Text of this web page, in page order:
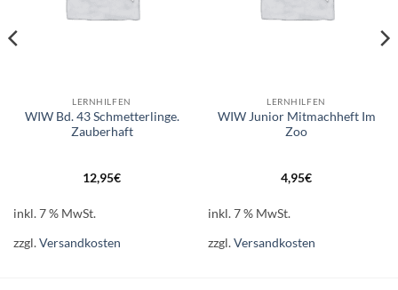
LERNHILFEN
WIW Bd. 43 Schmetterlinge.
Zauberhaft
12,95€
inkl. 7 % MwSt.
zzgl.Versandkosten
LERNHILFEN
WIW Junior Mitmachheft Im
Zoo
4,95€
inkl. 7 % MwSt.
zzgl.Versandkosten